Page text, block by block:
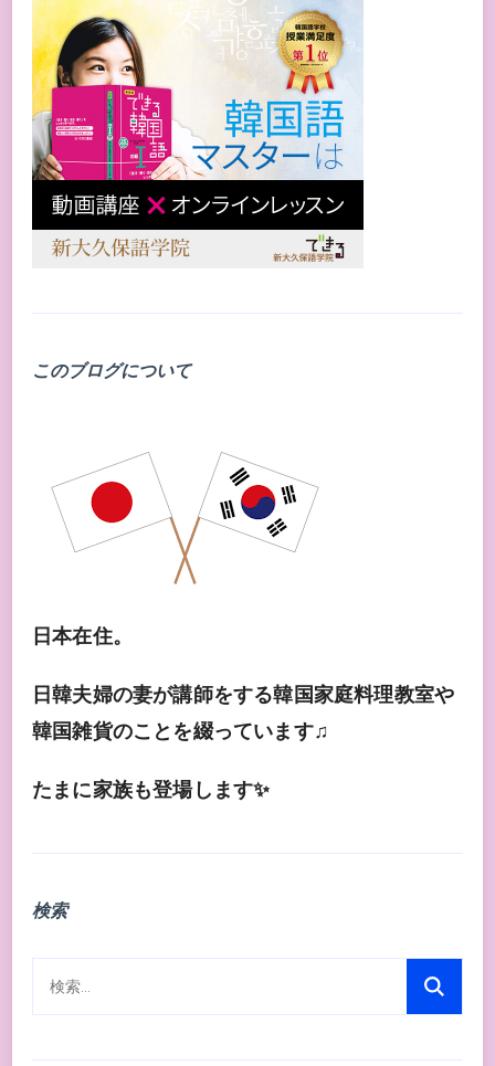
このブログについて
日本在住。
日韓夫婦の妻が講師をする韓国家庭料理教室や
韓国雑貨のことを綴っています♫
たまに家族も登場します✨
検索
索: